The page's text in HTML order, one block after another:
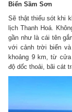
Biển Sầm Sơn
Sẽ thật thiếu sót khi
lịch Thanh Hoá.
gần như là cái tên
với cảnh trời biển
khoảng 9 km, từ
độ dốc thoải, bãi cát